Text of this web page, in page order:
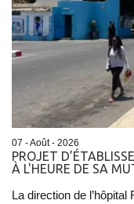
07 - Août - 2026
PROJET
À L'HEURE DE SA
La direction de